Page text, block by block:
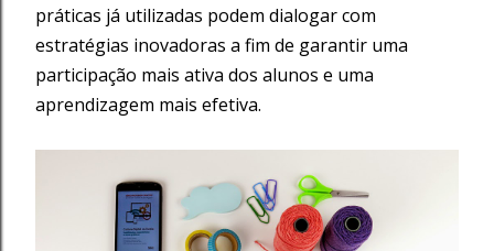
práticas já utilizadas podem dialogar com
estratégias inovadoras a fim de garantir uma
participação mais ativa dos alunos e uma
aprendizagem mais efetiva.